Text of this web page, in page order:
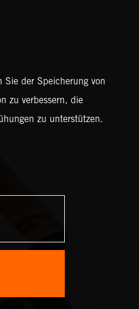
Sie der Speicherung von
zu verbessern, die
zu unterstützen.